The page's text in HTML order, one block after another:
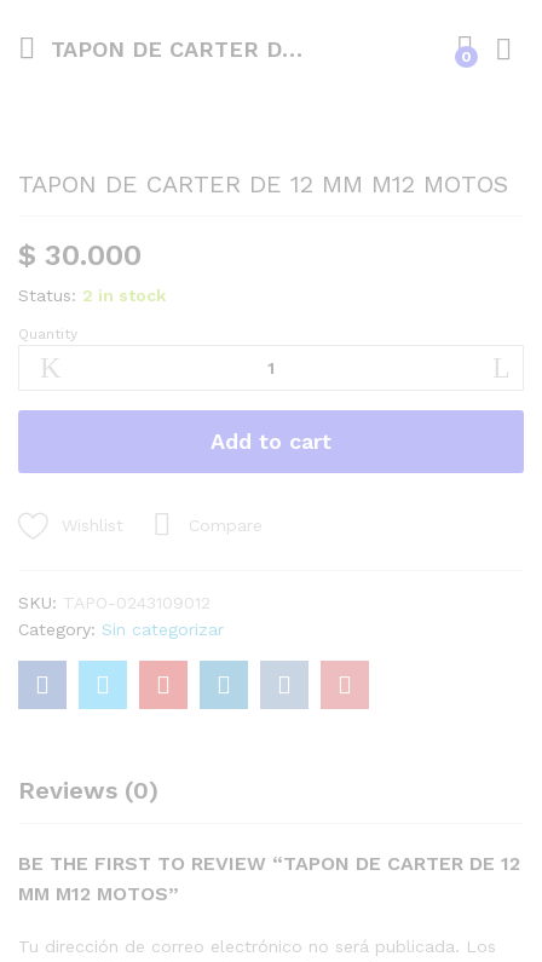
TAPON DE CARTER DE 12 MM M12 MOTOS 0
TAPON DE CARTER DE 12 MM M12 MOTOS
$ 30.000
Status: 2 in stock
TAPON
MM
MOTOS
Quantity
Add to cart
Wishlist Compare
SKU: TAPO-0243109012
Category: Sin categorizar
Reviews (0)
BE THE FIRST TO REVIEW “TAPON DE CARTER DE 12
MM M12 MOTOS”
Tu dirección de correo electrónico no será publicada. Los